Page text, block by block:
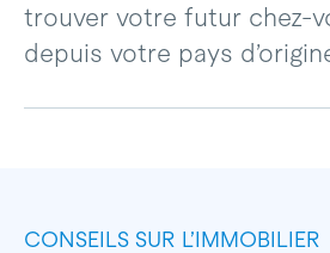
trouver votre futur chez-
depuis votre pays
CONSEILS SUR L’IMMOBILIER